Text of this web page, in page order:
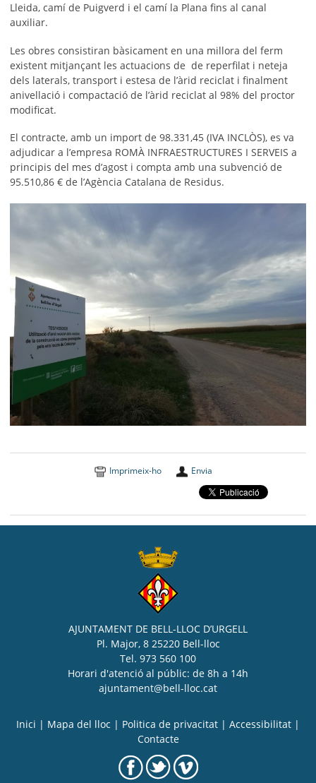
Lleida, camí de Puigverd i el camí la Plana fins al canal
auxiliar.
Les obres consistiran bàsicament en una millora del ferm
existent mitjançant les actuacions de de reperfilat i neteja
dels laterals, transport i estesa de l’àrid reciclat i finalment
anivellació i compactació de l’àrid reciclat al 98% del proctor
modificat.
El contracte, amb un import de 98.331,45 (IVA INCLÒS), es va
adjudicar a l’empresa ROMÀ INFRAESTRUCTURES I SERVEIS a
principis del mes d’agost i compta amb una subvenció de
95.510,86 € de l’Agència Catalana de Residus.
Imprimeix-ho Envia
AJUNTAMENT DE BELL-LLOC D’URGELL
Pl. Major, 8 25220 Bell-lloc
Tel. 973 560 100
Horari d'atenció al públic: de 8h a 14h
ajuntament@bell-lloc.cat
Inici | Mapa del lloc | Politica de privacitat | Accessibilitat |
Contacte